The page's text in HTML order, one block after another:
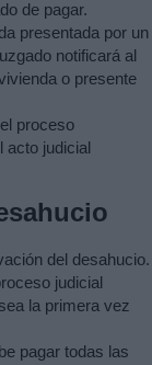
de pagar.
presentada por un
notificará al
o presente
proceso
acto judicial
del desahucio.
judicial
la primera vez
pagar todas las